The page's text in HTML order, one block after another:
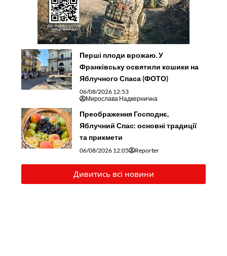
Перші плоди врожаю. У
Франківську освятили кошики на
Яблучного Спаса (ФОТО)
06/08/2026 12:53
Мирослава Надкернична
Преображення Господнє,
Яблучний Спас: основні традиції
та прикмети
06/08/2026 12:05 Reporter
Дивитись всі новини